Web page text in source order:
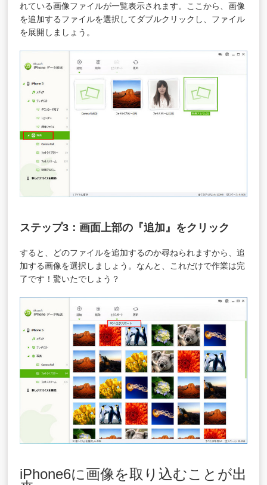
れている画像ファイルが一覧表示されます。ここから、画像
を追加するファイルを選択してダブルクリックし、ファイル
を展開しましょう。
ステップ3：画面上部の『追加』をクリック
すると、どのファイルを追加するのか尋ねられますから、追
加する画像を選択しましょう。なんと、これだけで作業は完
了です！驚いたでしょう？
iPhone6に画像を取り込むことが出